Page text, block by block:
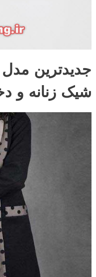
جدیدترین مدل
شیک زنانه و